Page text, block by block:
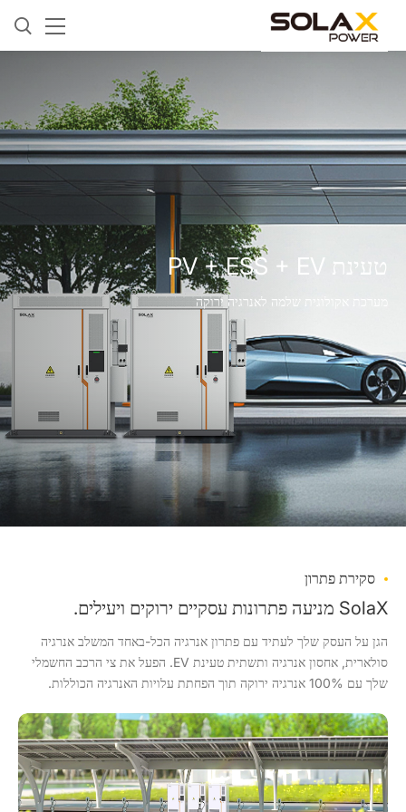
טעינת PV + ESS + EV
מערכת אקולוגית שלמה לאנרגיה ירוקה
סקירת פתרון
SolaX מניעה פתרונות עסקיים ירוקים ויעילים.
הגן על העסק שלך לעתיד עם פתרון אנרגיה הכל-באחד המשלב אנרגיה
סולארית, אחסון אנרגיה ותשתית טעינת EV. הפעל את צי הרכב החשמלי
שלך עם 100% אנרגיה ירוקה תוך הפחתת עלויות האנרגיה הכוללות.